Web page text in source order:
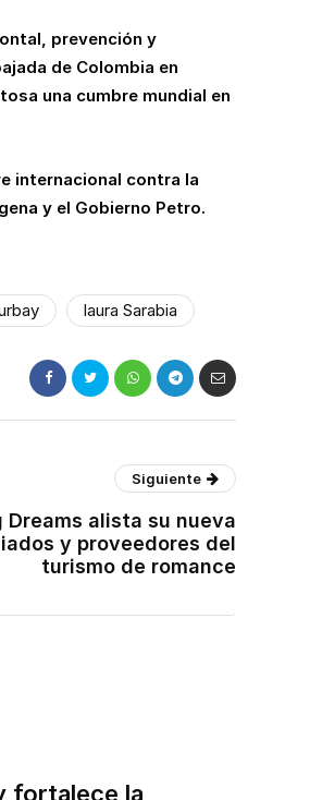
prevención y
de Colombia en
una cumbre mundial en
internacional contra la
y el Gobierno Petro.
laura Sarabia
Siguiente
alista su nueva
y proveedores del
turismo de romance
fortalece la